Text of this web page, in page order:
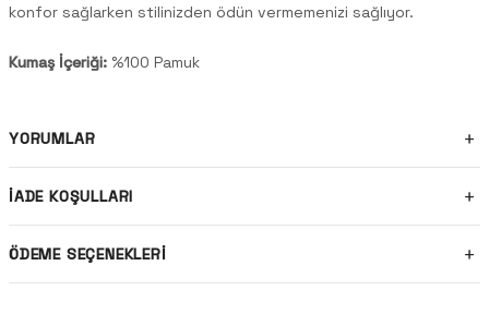
konfor sağlarken stilinizden ödün vermemenizi sağlıyor.
Kumaş İçeriği: %100 Pamuk
YORUMLAR
İADE KOŞULLARI
ÖDEME SEÇENEKLERI